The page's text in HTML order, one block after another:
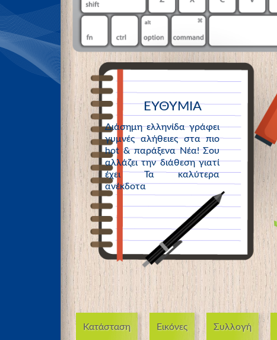
ΕΥΘΥΜΙΑ
Διάσημη ελληνίδα γράφει
γυμνές αλήθειες στα πιο
hot & παράξενα Νέα! Σου
αλλάζει την διάθεση γιατί
έχει Τα καλύτερα
ανέκδοτα
Κατάσταση Εικόνες Συλλογή